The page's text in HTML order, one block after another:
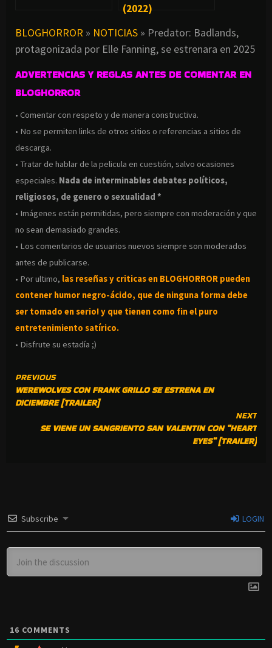
(2022)
BLOGHORROR » NOTICIAS » Predator: Badlands,
protagonizada por Elle Fanning, se estrenara en 2025
ADVERTENCIAS Y REGLAS ANTES DE COMENTAR EN
BLOGHORROR
• Comentar con respeto y de manera constructiva.
• No se permiten links de otros sitios o referencias a sitios de
descarga.
• Tratar de hablar de la pelicula en cuestión, salvo ocasiones
especiales. Nada de interminables debates políticos,
religiosos, de genero o sexualidad *
• Imágenes están permitidas, pero siempre con moderación y que
no sean demasiado grandes.
• Los comentarios de usuarios nuevos siempre son moderados
antes de publicarse.
• Por ultimo, las reseñas y criticas en BLOGHORROR pueden
contener humor negro-ácido, que de ninguna forma debe
ser tomado en serio! y que tienen como fin el puro
entretenimiento satírico.
• Disfrute su estadía ;)
CONTINUE
READING
PREVIOUS
WEREWOLVES CON FRANK GRILLO SE ESTRENA EN
DICIEMBRE [TRAILER]
NEXT
SE VIENE UN SANGRIENTO SAN VALENTIN CON “HEART
EYES” [TRAILER]
Subscribe LOGIN
16 COMMENTS